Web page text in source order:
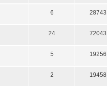
6 28743
24 72043
5 19256
2 19458